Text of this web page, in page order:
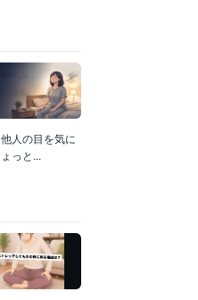
人の目を気に
っと...